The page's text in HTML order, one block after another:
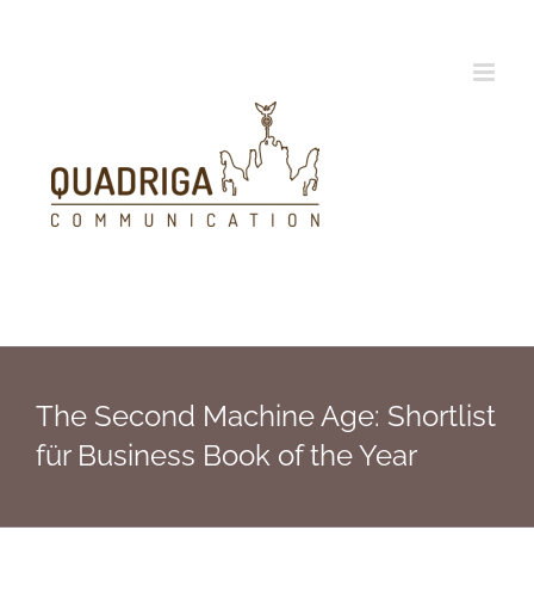
The Second Machine Age: Shortlist
für Business Book of the Year